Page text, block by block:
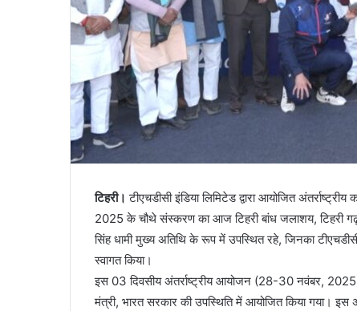
टिहरी। टीएचडीसी इंडिया लिमिटेड द्वारा आयोजित
2025 के चौथे संस्करण का आज टिहरी बांध जलाशय, टिहरी
सिंह धामी मुख्य अतिथि के रूप में उपस्थित रहे, जिनका
स्वागत किया।
इस 03 दिवसीय अंतर्राष्ट्रीय आयोजन (28-30 नवंबर, 2025)
मंत्री, भारत सरकार की उपस्थिति में आयोजित किया गया। इस